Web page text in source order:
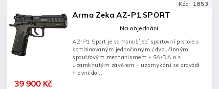
Arma Zeka AZ-P1 SPORT
Na objednání
39 900 Kč
AZ-P1 Sport je samonabíjecí sportovní pistole s
kombinovaným jednočinným / dvoučinným
spoušťovým mechanismem - SA/DA a s
uzamknutým závěrem - uzamykání se provádí
hlavní do...
Kód: 1853